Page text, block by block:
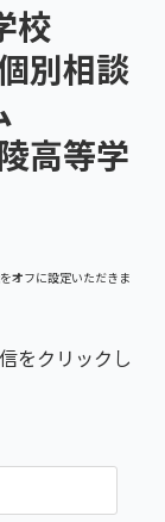
校
別相談
高等学
オフに設定いただきま
をクリックし